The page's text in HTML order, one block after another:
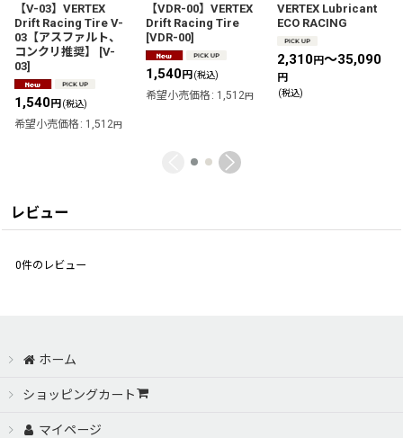
【V-03】VERTEX
Drift Racing Tire V-
03【アスファルト、
コンクリ推奨】
[V-
03]
1,540円(税込)
希望小売価格 : 1,512円
【VDR-00】VERTEX
Drift Racing Tire
[VDR-00]
1,540円(税込)
希望小売価格 : 1,512円
VERTEX Lubricant
ECO RACING
2,310円～35,090
円
(税込)
レビュー
0件のレビュー
ホーム
ショッピングカート
マイページ